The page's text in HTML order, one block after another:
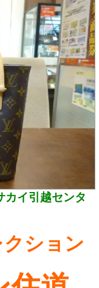
イ引越センタ
ション